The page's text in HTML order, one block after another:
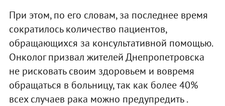
При этом, по его словам, за последнее время
сократилось количество пациентов,
обращающихся за консультативной помощью.
Онколог призвал жителей Днепропетровска
не рисковать своим здоровьем и вовремя
обращаться в больницу, так как более 40%
всех случаев рака можно предупредить .